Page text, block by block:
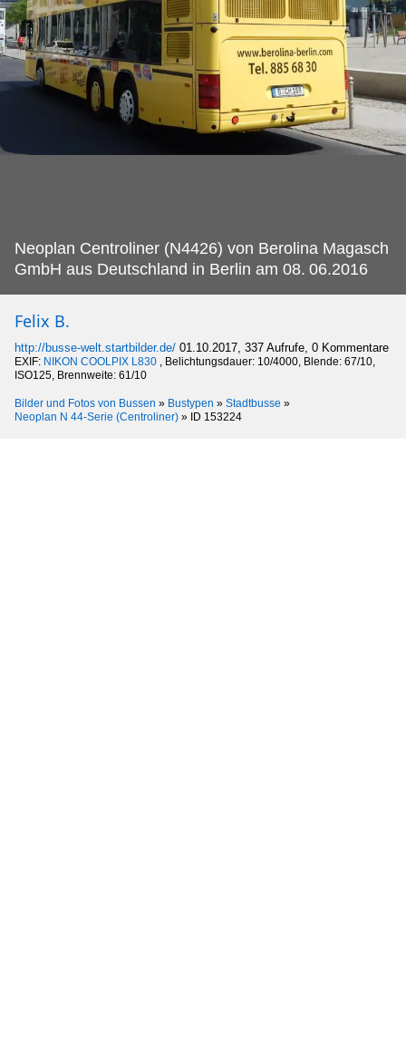
Neoplan Centroliner (N4426) von Berolina Magasch
GmbH aus Deutschland in Berlin am 08. 06.2016
Felix B.
http://busse-welt.startbilder.de/ 01.10.2017, 337 Aufrufe, 0 Kommentare
EXIF: NIKON COOLPIX L830 , Belichtungsdauer: 10/4000, Blende: 67/10,
ISO125, Brennweite: 61/10
Bilder und Fotos von Bussen » Bustypen » Stadtbusse »
Neoplan N 44-Serie (Centroliner) » ID 153224